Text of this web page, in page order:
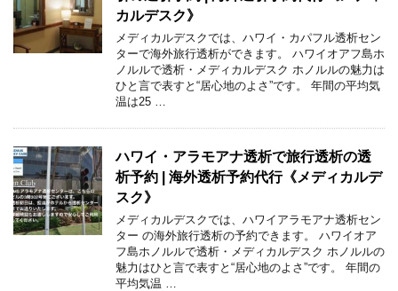
カルデスク》
メディカルデスクでは、ハワイ・カパフル透析セン
ターで海外旅行透析ができます。 ハワイオアフ島ホ
ノルルで透析・メディカルデスク ホノルルの魅力は
ひと言で表すと“居心地のよさ”です。 年間の平均気
温は25 …
ハワイ・アラモアナ透析で旅行透析の透
析予約 | 海外透析予約代行《メディカルデ
スク》
メディカルデスクでは、ハワイアラモアナ透析セン
ター の海外旅行透析の予約できます。 ハワイオア
フ島ホノルルで透析・メディカルデスク ホノルルの
魅力はひと言で表すと“居心地のよさ”です。 年間の
平均気温 …